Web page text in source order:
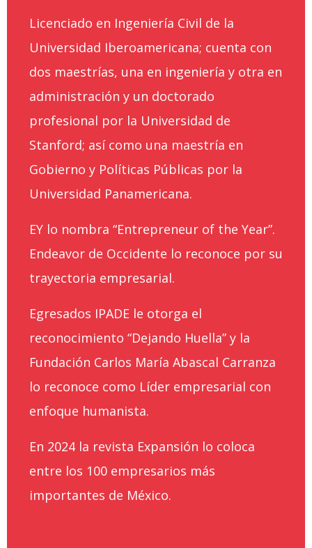
Licenciado en Ingeniería Civil de la
Universidad Iberoamericana; cuenta con
dos maestrías, una en ingeniería y otra en
administración y un doctorado
profesional por la Universidad de
Stanford; así como una maestría en
Gobierno y Políticas Públicas por la
Universidad Panamericana.
EY lo nombra “Entrepreneur of the Year”.
Endeavor de Occidente lo reconoce por su
trayectoria empresarial.
Egresados IPADE le otorga el
reconocimiento “Dejando Huella” y la
Fundación Carlos María Abascal Carranza
lo reconoce como Líder empresarial con
enfoque humanista.
En 2024 la revista Expansión lo coloca
entre los 100 empresarios más
importantes de México.